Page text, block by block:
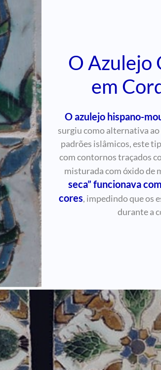
O Azulejo
em
O azulejo hispano-
surgiu como alternativa
padrões islâmicos, este
com contornos traçados
misturada com óxido de
seca” funcionava
cores, impedindo que os
durante a